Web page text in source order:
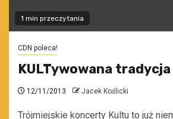
1 min przeczytania
CDN poleca!
KULTywowana tradycja
12/11/2013 Jacek Koślicki
Trójmiejskie koncerty Kultu to już